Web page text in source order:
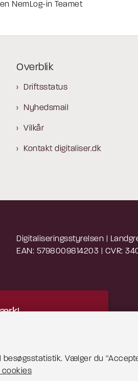
NemLog-in Teamet
Overblik
Driftsstatus
Nyhedsmail
Vilkår
Kontakt digitaliser.dk
Digitaliseringsstyrelsen |
EAN: 5798009814203 | CVR:
mere om cookies
Vælger du
cookies